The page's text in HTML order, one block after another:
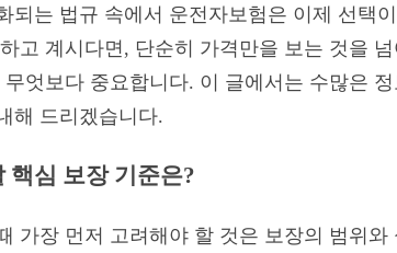
되는 법규 속에서 운전자보험은 이제 선택
고 계시다면, 단순히 가격만을 보는 것을
엇보다 중요합니다. 이 글에서는 수많은
해 드리겠습니다.
핵심 보장 기준은?
가장 먼저 고려해야 할 것은 보장의 범위